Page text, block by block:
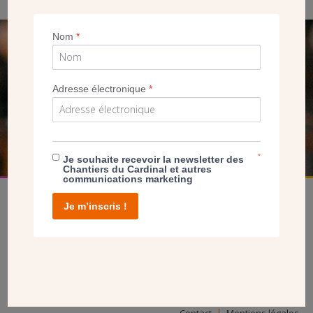
SEUL VOTRE DON
Nom*
Adresse électronique*
Je souhaite recevoir la newsletter des
Chantiers du Cardinal et autres
communications marketing
*
Je m’inscris !